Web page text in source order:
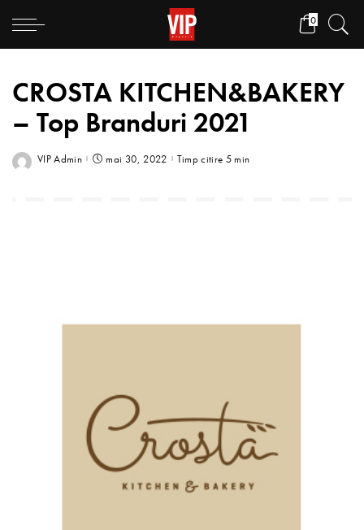
0
CROSTA KITCHEN&BAKERY
– Top Branduri 2021
VIP Admin mai 30, 2022 Timp citire 5 min